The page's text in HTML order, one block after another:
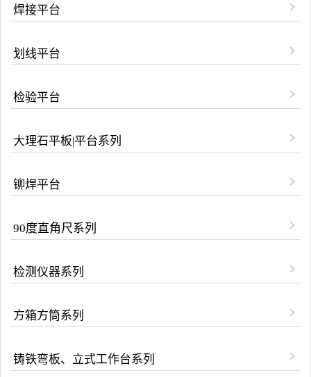
焊接平台
划线平台
检验平台
大理石平板|平台系列
铆焊平台
90度直角尺系列
检测仪器系列
方箱方筒系列
铸铁弯板、立式工作台系列